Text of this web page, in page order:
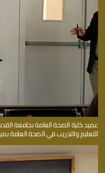
عميد كلية الصحة العامة بجامعة
للتعليم والتدريب في الصحة العامة